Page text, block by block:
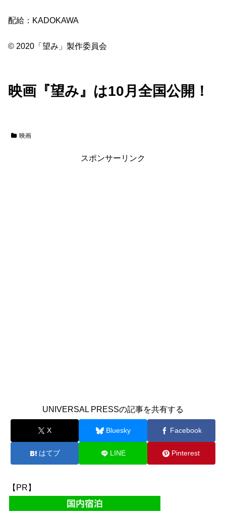
配給：KADOKAWA
© 2020「望み」製作委員会
映画『望み』は10月全国公開！
映画
スポンサーリンク
UNIVERSAL PRESSの記事を共有する
X Bluesky Facebook
はてブ LINE Pinterest
【PR】